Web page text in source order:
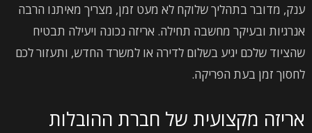
ענק, מדובר בתהליך שלוקח לא מעט זמן, מצריך מאיתנו הרבה
אנרגיות ובעיקר מחשבה תחילה. אריזה נכונה ויעילה תבטיח
שהציוד שלכם יגיע בשלום לדירה או למשרד החדש, ותעזור לכם
לחסוך זמן בעת הפריקה.
אריזה מקצועית של חברת ההובלות